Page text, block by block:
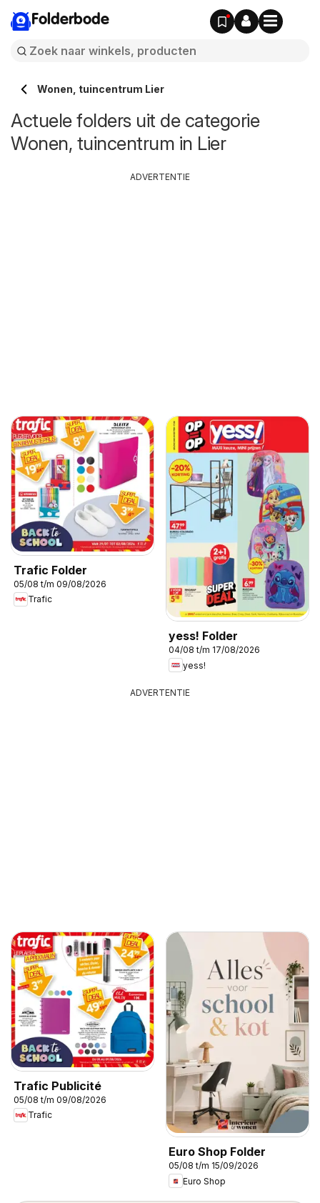
Folderbode
Wonen, tuincentrum Lier
Actuele folders uit de categorie
Wonen, tuincentrum in Lier
Trafic Folder
05/08 t/m 09/08/2026
Trafic
yess! Folder
04/08 t/m 17/08/2026
yess!
ADVERTENTIE
ADVERTENTIE
Trafic Publicité
05/08 t/m 09/08/2026
Trafic
Euro Shop Folder
05/08 t/m 15/09/2026
Euro Shop